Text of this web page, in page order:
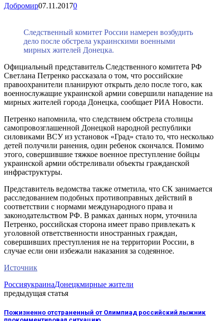
Добромир07.11.20170
Следственный комитет России намерен возбудить
дело после обстрела украинскими военными
мирных жителей Донецка.
Официальный представитель Следственного комитета РФ
Светлана Петренко рассказала о том, что российские
правоохранители планируют открыть дело после того, как
военнослужащие украинской армии совершили нападение на
мирных жителей города Донецка, сообщает РИА Новости.
Петренко напомнила, что следствием обстрела столицы
самопровозглашенной Донецкой народной республики
силовиками ВСУ из установок «Град» стало то, что несколько
детей получили ранения, один ребенок скончался. Помимо
этого, совершившие тяжкое военное преступление бойцы
украинской армии обстреливали объекты гражданской
инфраструктуры.
Представитель ведомства также отметила, что СК занимается
расследованием подобных противоправных действий в
соответствии с нормами международного права и
законодательством РФ. В рамках данных норм, уточнила
Петренко, российская сторона имеет право привлекать к
уголовной ответственности иностранных граждан,
совершивших преступления не на территории России, в
случае если они избежали наказания за содеянное.
Источник
РоссияукраинаДонецкмирные жители
предыдущая статья
Пожизненно отстраненный от Олимпиад российский лыжник